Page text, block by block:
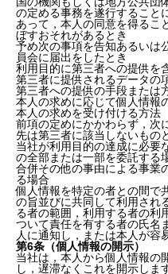
の定める事務を遂行すること
あって，本人の同意を得るこ
ぼすおそれがあるとき
予め次の事項を告知あるいは
員会に届出をしたとき
利用目的に第三者への提供を
第三者に提供されるデータの
第三者への提供の手段または
本人の求めに応じて個人情報
本人の求めを受け付ける方法
前項の定めにかかわらず，次
先は第三者に該当しないもの
当社が利用目的の達成に必要
の全部または一部を委託する
合併その他の事由による事業
る場合
個人情報を特定の者との間で
の旨並びに共同して利用され
る者の範囲，利用する者の利
ついて責任を有する者の氏名
人に通知し，または本人が容
第6条（個人情報の開示）
当社は，本人から個人情報の
し，遅滞なくこれを開示しま